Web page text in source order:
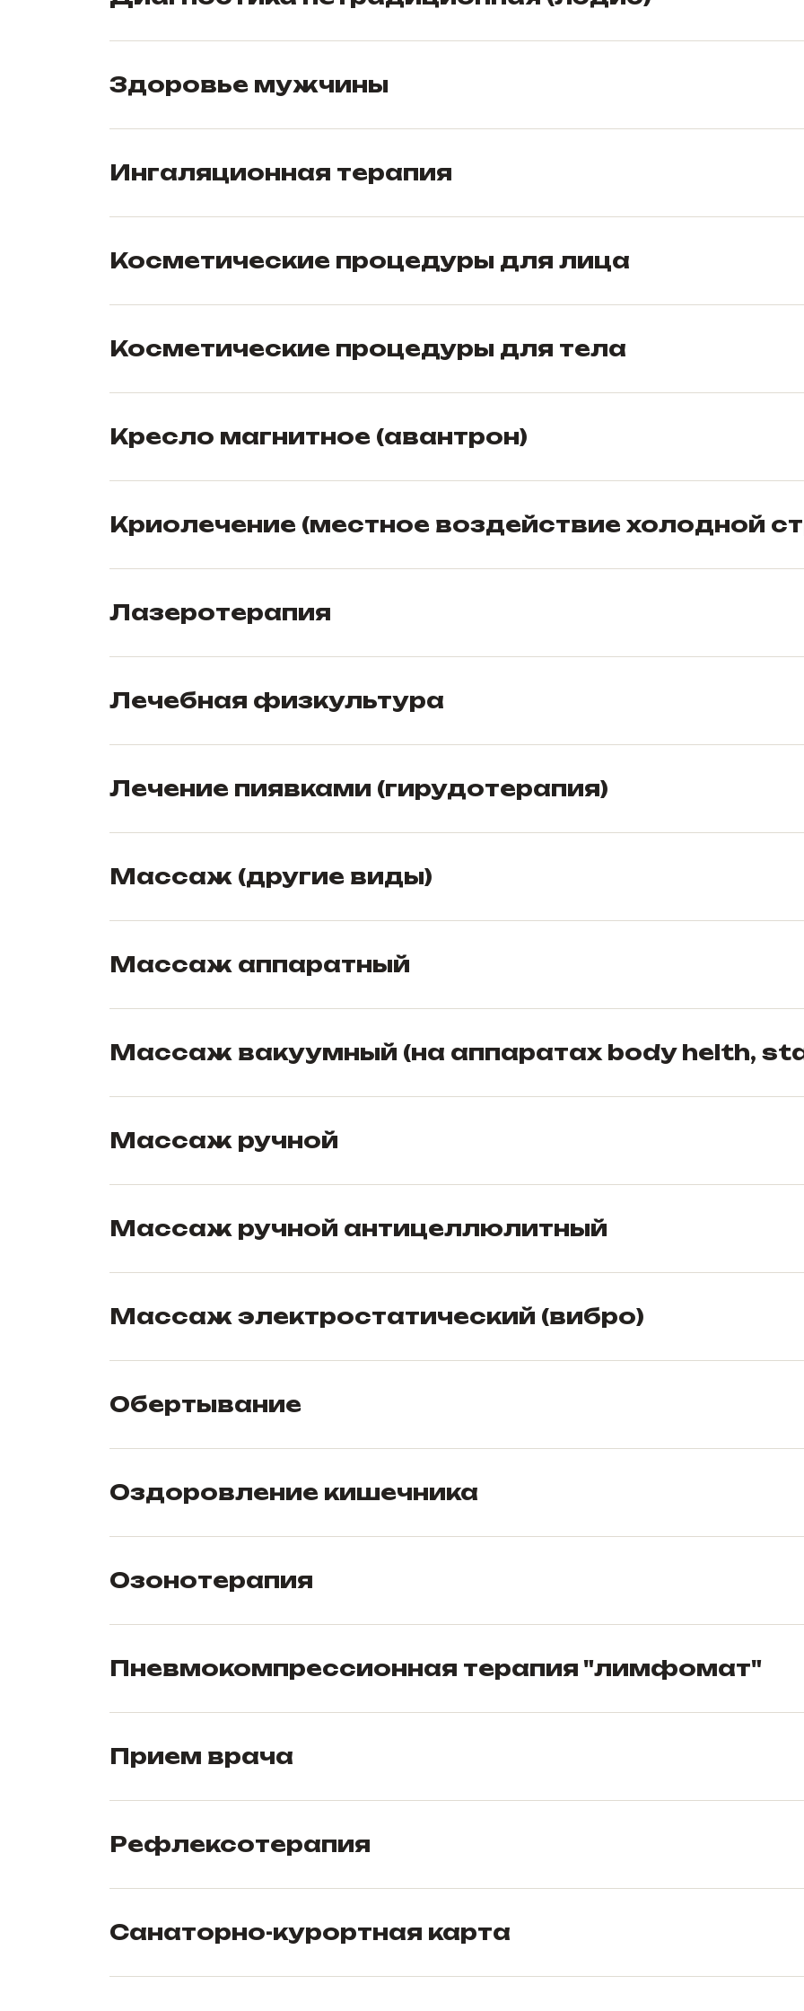
Здоровье мужчины
Ингаляционная терапия
Косметические процедуры для лица
Косметические процедуры для тела
Кресло магнитное (авантрон)
Криолечение (местное воздействие холодной
Лазеротерапия
Лечебная физкультура
Лечение пиявками (гирудотерапия)
Массаж (другие виды)
Массаж аппаратный
Массаж вакуумный (на аппаратах body helth,
Массаж ручной
Массаж ручной антицеллюлитный
Массаж электростатический (вибро)
Обертывание
Оздоровление кишечника
Озонотерапия
Пневмокомпрессионная терапия "лимфомат"
Прием врача
Рефлексотерапия
Санаторно-курортная карта